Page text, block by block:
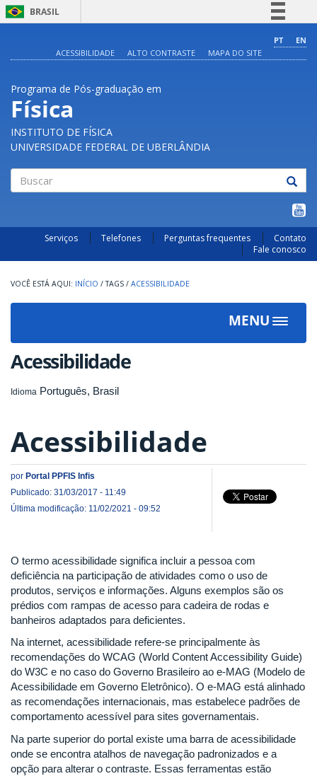
BRASIL
Comunica BR
PT
EN
ACESSIBILIDADE
ALTO CONTRASTE MAPA DO SITE
Programa de Pós-graduação em
Física
INSTITUTO DE FÍSICA
UNIVERSIDADE FEDERAL DE UBERLÂNDIA
Serviços Telefones Perguntas frequentes
Contato
Fale conosco
INÍCIO / TAGS / ACESSIBILIDADE
MENU
Toggle
Acessibilidade
Idioma Português, Brasil
Acessibilidade
por Portal PPFIS Infis
Publicado: 31/03/2017 - 11:49
Última modificação: 11/02/2021 - 09:52
O termo acessibilidade significa incluir a pessoa com
deficiência na participação de atividades como o uso de
produtos, serviços e informações. Alguns exemplos são os
prédios com rampas de acesso para cadeira de rodas e
banheiros adaptados para deficientes.
Na internet, acessibilidade refere-se principalmente às
recomendações do WCAG (World Content Accessibility Guide)
do W3C e no caso do Governo Brasileiro ao e-MAG (Modelo de
Acessibilidade em Governo Eletrônico). O e-MAG está alinhado
as recomendações internacionais, mas estabelece padrões de
comportamento acessível para sites governamentais.
Na parte superior do portal existe uma barra de acessibilidade
onde se encontra atalhos de navegação padronizados e a
opção para alterar o contraste. Essas ferramentas estão